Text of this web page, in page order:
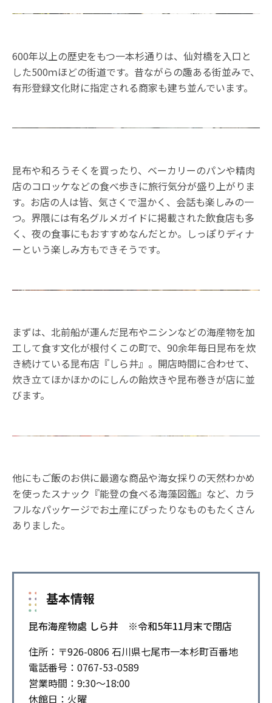
600年以上の歴史をもつ一本杉通りは、仙対橋を入口と
した500ｍほどの街道です。昔ながらの趣ある街並みで、
有形登録文化財に指定される商家も建ち並んでいます。
昆布や和ろうそくを買ったり、ベーカリーのパンや精肉
店のコロッケなどの食べ歩きに旅行気分が盛り上がりま
す。お店の人は皆、気さくで温かく、会話も楽しみの一
つ。界隈には有名グルメガイドに掲載された飲食店も多
く、夜の食事にもおすすめなんだとか。しっぽりディナ
ーという楽しみ方もできそうです。
まずは、北前船が運んだ昆布やニシンなどの海産物を加
工して食す文化が根付くこの町で、90余年毎日昆布を炊
き続けている昆布店『しら井』。開店時間に合わせて、
炊き立てほかほかのにしんの飴炊きや昆布巻きが店に並
びます。
他にもご飯のお供に最適な商品や海女採りの天然わかめ
を使ったスナック『能登の食べる海藻図鑑』など、カラ
フルなパッケージでお土産にぴったりなものもたくさん
ありました。
基本情報
昆布海産物處 しら井 ※令和5年11月末で閉店
住所：〒926-0806 石川県七尾市一本杉町百番地
電話番号：0767-53-0589
営業時間：9:30～18:00
休館日：火曜